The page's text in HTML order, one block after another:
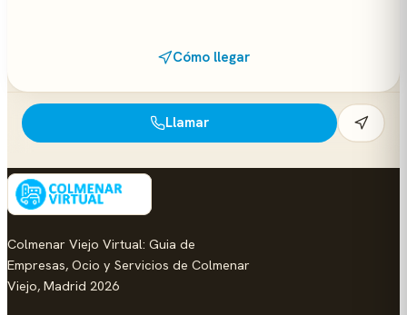
Cómo llegar
Llamar
Colmenar Viejo Virtual: Guia de
Empresas, Ocio y Servicios de Colmenar
Viejo, Madrid 2026